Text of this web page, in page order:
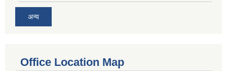
अन्य
Office Location Map